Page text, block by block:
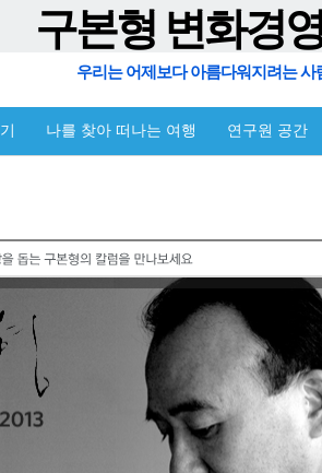
구본형 변화경
우리는 어제보다 아름다워지려는 사
나를 찾아 떠나는 여행 연구원 공간